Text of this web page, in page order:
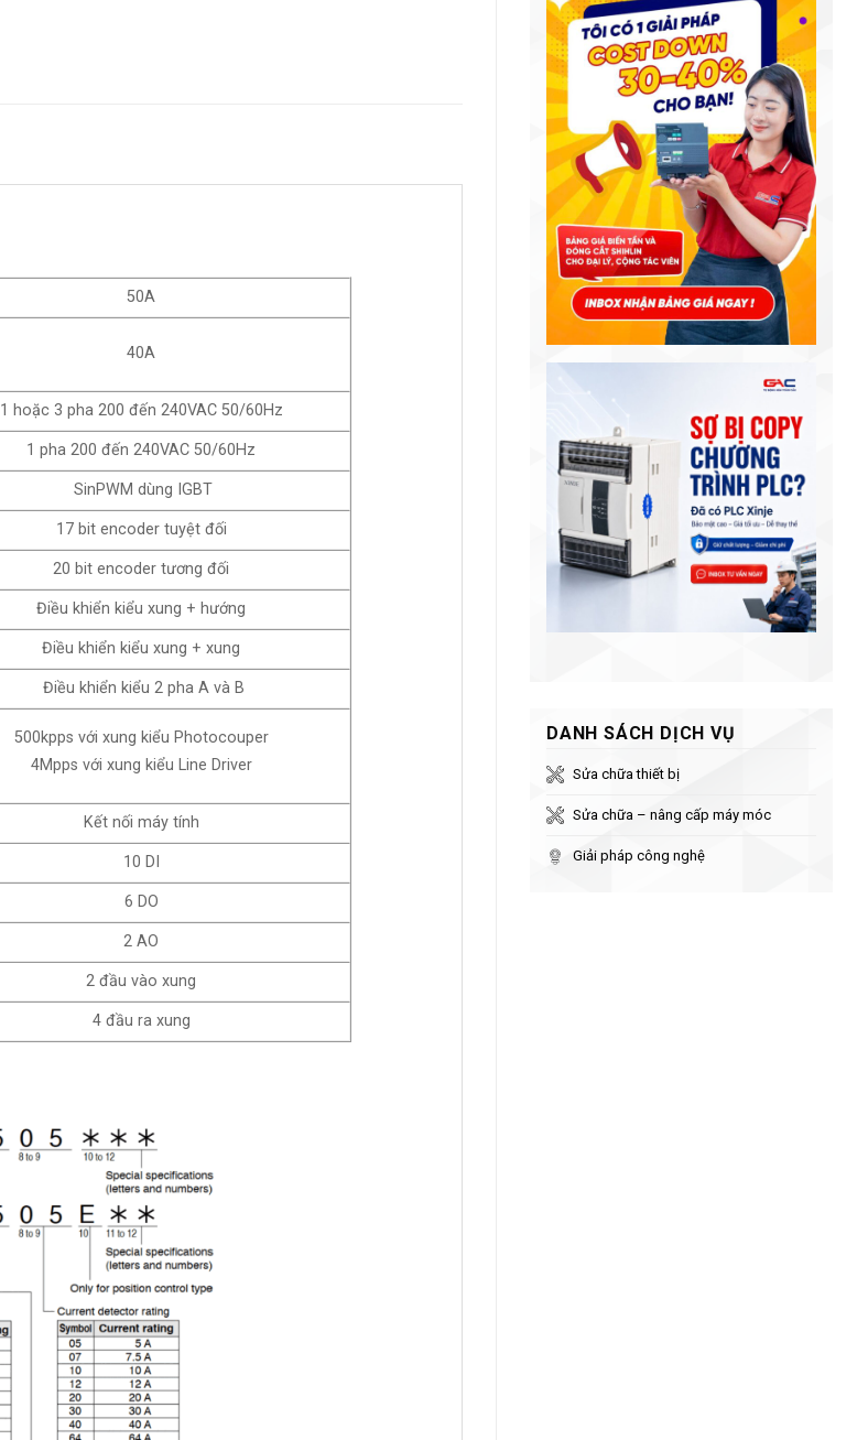
DANH SÁCH DỊCH VỤ
Sửa chữa thiết bị
Sửa chữa – nâng cấp máy móc
Giải pháp công nghệ
50A
40A
1 hoặc 3 pha 200 đến 240VAC 50/60Hz
1 pha 200 đến 240VAC 50/60Hz
SinPWM dùng IGBT
17 bit encoder tuyệt đối
20 bit encoder tương đối
Điều khiển kiểu xung + hướng
Điều khiển kiểu xung + xung
Điều khiển kiểu 2 pha A và B
500kpps với xung kiểu Photocouper
4Mpps với xung kiểu Line Driver
Kết nối máy tính
10 DI
6 DO
2 AO
2 đầu vào xung
4 đầu ra xung